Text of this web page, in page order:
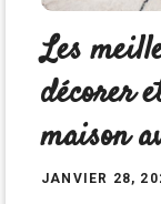
Les
décorer
maison
JANVIER 28,